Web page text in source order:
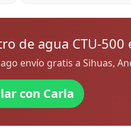
de agua CTU-500
envío gratis a Sihuas,
con Carla